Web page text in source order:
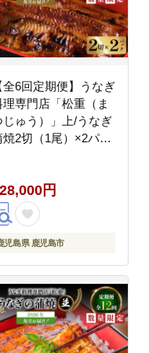
全6回定期便】うなぎ
理専門店「松重（ま
じゅう）」上/うなぎ
焼2切（1尾）×2パッ
円
児島県 鹿児島市